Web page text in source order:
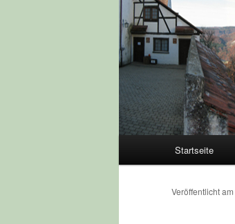
Startseite
Veröffentlicht am